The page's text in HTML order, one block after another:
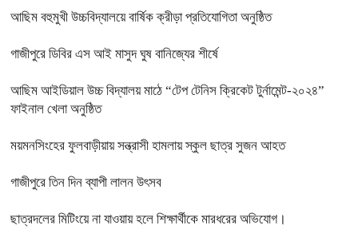
আছিম বহুমুখী উচ্চবিদ্যালয়ে বার্ষিক ক্রীড়া প্রতিযোগিতা অনুষ্ঠিত
গাজীপুরে ডিবির এস আই মাসুদ ঘুষ বানিজ্যের শীর্ষে
আছিম আইডিয়াল উচ্চ বিদ্যালয় মাঠে “টেপ টেনিস ক্রিকেট টুর্নামেন্ট-২০২৪”
ফাইনাল খেলা অনুষ্ঠিত
ময়মনসিংহের ফুলবাড়ীয়ায় সন্ত্রাসী হামলায় স্কুল ছাত্র সুজন আহত
গাজীপুরে তিন দিন ব্যাপী লালন উৎসব
ছাত্রদলের মিটিংয়ে না যাওয়ায় হলে শিক্ষার্থীকে মারধরের অভিযোগ।